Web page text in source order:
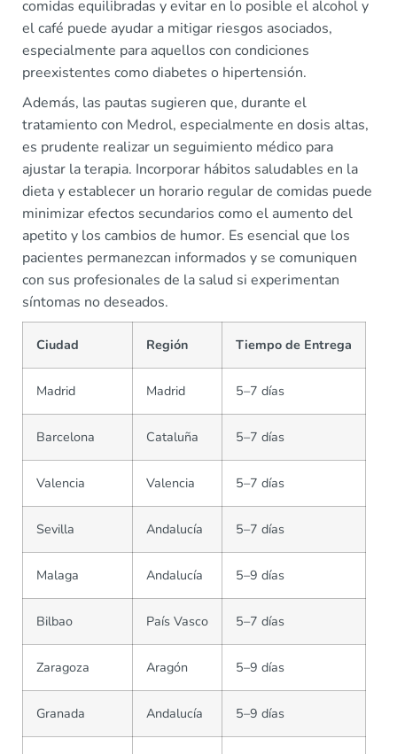
comidas equilibradas y evitar en lo posible el alcohol y
el café puede ayudar a mitigar riesgos asociados,
especialmente para aquellos con condiciones
preexistentes como diabetes o hipertensión.
Además, las pautas sugieren que, durante el
tratamiento con Medrol, especialmente en dosis altas,
es prudente realizar un seguimiento médico para
ajustar la terapia. Incorporar hábitos saludables en la
dieta y establecer un horario regular de comidas puede
minimizar efectos secundarios como el aumento del
apetito y los cambios de humor. Es esencial que los
pacientes permanezcan informados y se comuniquen
con sus profesionales de la salud si experimentan
síntomas no deseados.
Ciudad Región Tiempo de Entrega
Madrid Madrid 5–7 días
Barcelona Cataluña 5–7 días
Valencia Valencia 5–7 días
Sevilla Andalucía 5–7 días
Malaga Andalucía 5–9 días
Bilbao País Vasco 5–7 días
Zaragoza Aragón 5–9 días
Granada Andalucía 5–9 días